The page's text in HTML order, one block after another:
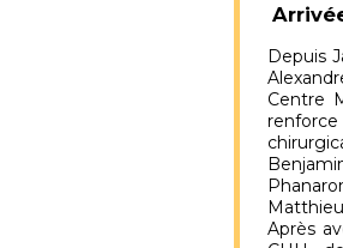
Depuis
Centre
Après